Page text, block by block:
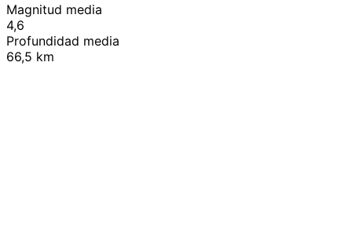
Magnitud media
4,6
Profundidad media
66,5 km